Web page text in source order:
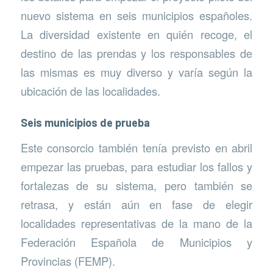
nuevo sistema en seis municipios españoles.
La diversidad existente en quién recoge, el
destino de las prendas y los responsables de
las mismas es muy diverso y varía según la
ubicación de las localidades.
Seis municipios de prueba
Este consorcio también tenía previsto en abril
empezar las pruebas, para estudiar los fallos y
fortalezas de su sistema, pero también se
retrasa, y están aún en fase de elegir
localidades representativas de la mano de la
Federación Española de Municipios y
Provincias (FEMP).